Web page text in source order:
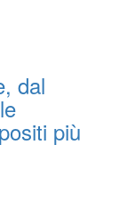
dal
più